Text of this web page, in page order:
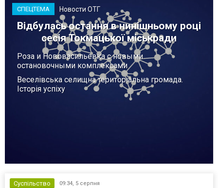
СПЕЦТЕМА Новости ОТГ
Відбулась остання в нинішньому році
сесія Токмацької міськради
Роза и Нововасильевка с новыми
остановочными комплексами
Веселівська селищна територіальна громада.
Історія успіху
Суспільство 09:34, 5 серпня